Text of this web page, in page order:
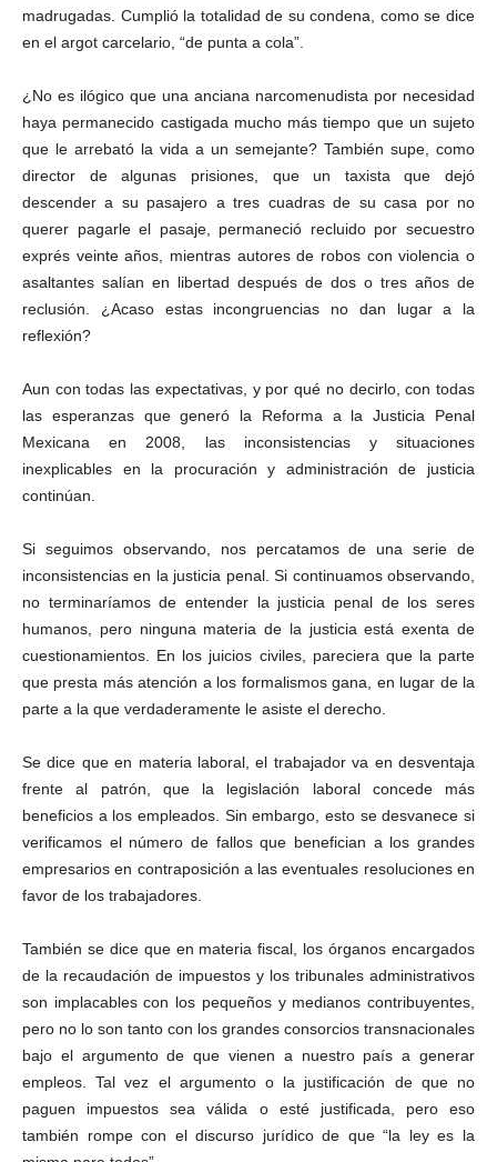
madrugadas. Cumplió la totalidad de su condena, como se dice
en el argot carcelario, “de punta a cola”.
¿No es ilógico que una anciana narcomenudista por necesidad
haya permanecido castigada mucho más tiempo que un sujeto
que le arrebató la vida a un semejante? También supe, como
director de algunas prisiones, que un taxista que dejó
descender a su pasajero a tres cuadras de su casa por no
querer pagarle el pasaje, permaneció recluido por secuestro
exprés veinte años, mientras autores de robos con violencia o
asaltantes salían en libertad después de dos o tres años de
reclusión. ¿Acaso estas incongruencias no dan lugar a la
reflexión?
Aun con todas las expectativas, y por qué no decirlo, con todas
las esperanzas que generó la Reforma a la Justicia Penal
Mexicana en 2008, las inconsistencias y situaciones
inexplicables en la procuración y administración de justicia
continúan.
Si seguimos observando, nos percatamos de una serie de
inconsistencias en la justicia penal. Si continuamos observando,
no terminaríamos de entender la justicia penal de los seres
humanos, pero ninguna materia de la justicia está exenta de
cuestionamientos. En los juicios civiles, pareciera que la parte
que presta más atención a los formalismos gana, en lugar de la
parte a la que verdaderamente le asiste el derecho.
Se dice que en materia laboral, el trabajador va en desventaja
frente al patrón, que la legislación laboral concede más
beneficios a los empleados. Sin embargo, esto se desvanece si
verificamos el número de fallos que benefician a los grandes
empresarios en contraposición a las eventuales resoluciones en
favor de los trabajadores.
También se dice que en materia fiscal, los órganos encargados
de la recaudación de impuestos y los tribunales administrativos
son implacables con los pequeños y medianos contribuyentes,
pero no lo son tanto con los grandes consorcios transnacionales
bajo el argumento de que vienen a nuestro país a generar
empleos. Tal vez el argumento o la justificación de que no
paguen impuestos sea válida o esté justificada, pero eso
también rompe con el discurso jurídico de que “la ley es la